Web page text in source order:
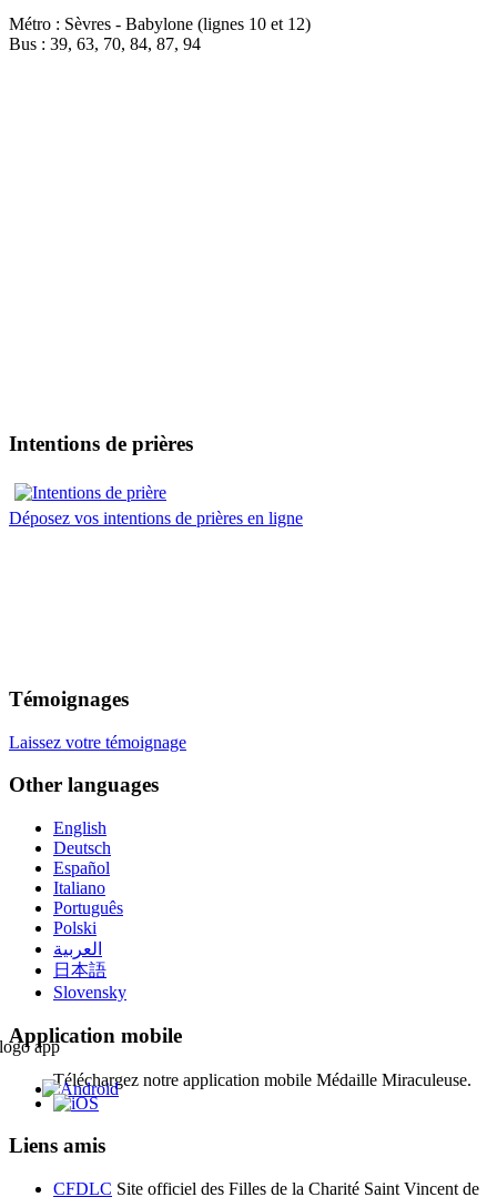
Métro : Sèvres - Babylone (lignes 10 et 12)
Bus : 39, 63, 70, 84, 87, 94
Intentions de prières
Déposez vos intentions de prières en ligne
Témoignages
Laissez votre témoignage
Other languages
English
Deutsch
Español
Italiano
Português
Polski
العربية
日本語
Slovensky
Application mobile
Téléchargez notre application mobile Médaille Miraculeuse.
Liens amis
CFDLC Site officiel des Filles de la Charité Saint Vincent de